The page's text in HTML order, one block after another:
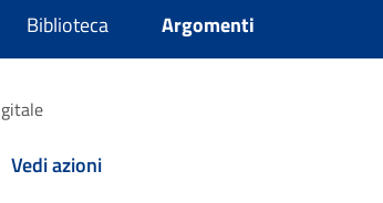
Biblioteca Argomenti
Vedi azioni